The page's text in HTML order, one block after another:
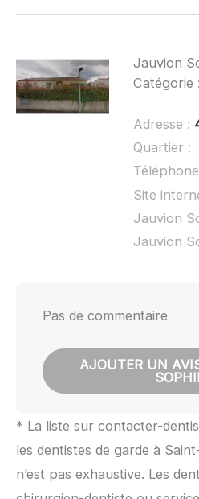
Jauvion
Catégorie :
Adresse :
Quartier :
Site
Jauvion
Pas de commentaire
AJOUTER UN
* La liste sur contacter-
les dentistes de garde à
n’est pas exhaustive. Les